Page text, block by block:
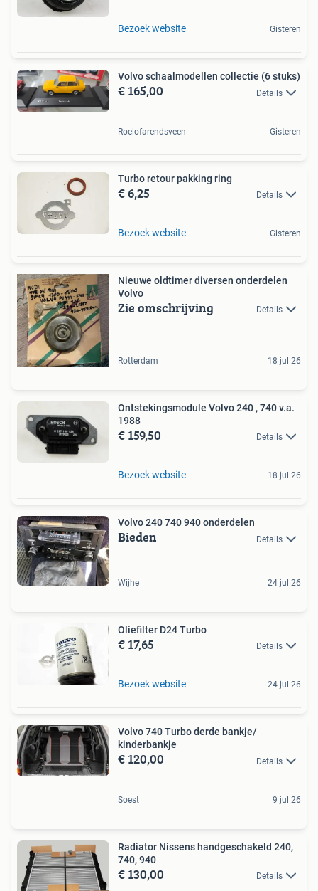
Bezoek website Gisteren
Volvo schaalmodellen collectie (6 stuks)
€ 165,00 Details
Roelofarendsveen Gisteren
Turbo retour pakking ring
€ 6,25 Details
Bezoek website Gisteren
Nieuwe oldtimer diversen onderdelen
Volvo
Zie omschrijving Details
Rotterdam 18 jul 26
Ontstekingsmodule Volvo 240 , 740 v.a.
1988
€ 159,50 Details
Bezoek website 18 jul 26
Volvo 240 740 940 onderdelen
Bieden Details
Wijhe 24 jul 26
Oliefilter D24 Turbo
€ 17,65 Details
Bezoek website 24 jul 26
Volvo 740 Turbo derde bankje/
kinderbankje
€ 120,00 Details
Soest 9 jul 26
Radiator Nissens handgeschakeld 240,
740, 940
€ 130,00 Details